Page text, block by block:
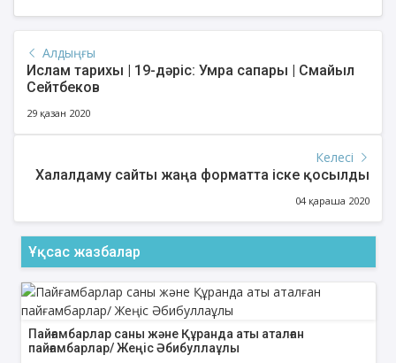
Алдыңғы
Ислам тарихы | 19-дәріс: Умра сапары | Смайыл
Сейтбеков
29 қазан 2020
Келесі
Халалдаму сайты жаңа форматта іске қосылды
04 қараша 2020
Ұқсас жазбалар
Пайғамбарлар саны және Құранда аты аталған
пайғамбарлар/ Жеңіс Әбибуллаұлы